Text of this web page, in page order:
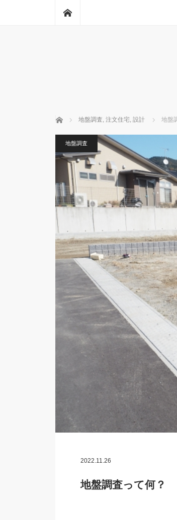
ホーム 地盤調査, 注文住宅, 設計 地盤
地盤調査
2022.11.26
地盤調査って何？